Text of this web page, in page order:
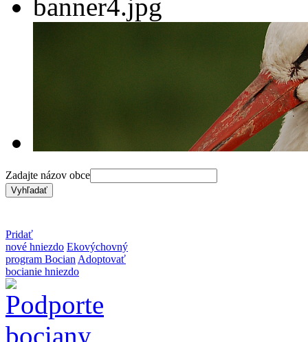
Zadajte názov obce
Pridať
nové hniezdo Ekovýchovný
program Bocian Adoptovať
bocianie hniezdo